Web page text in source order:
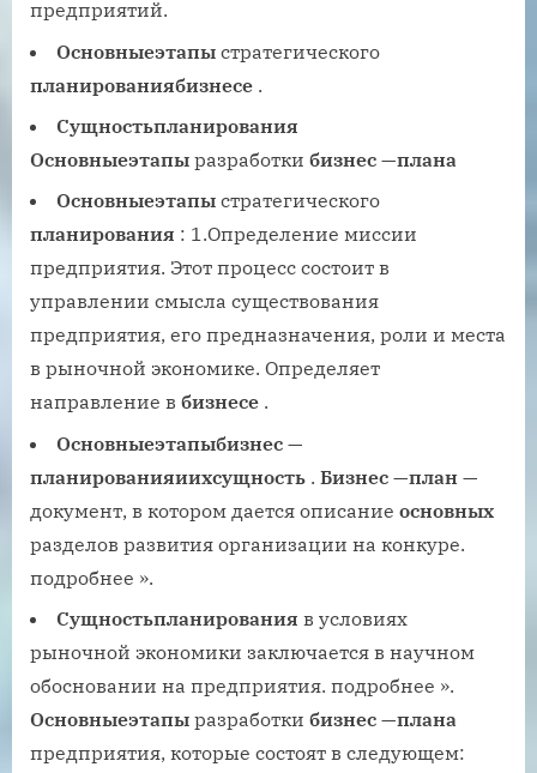
предприятий.
Основныеэтапы стратегического
планированиябизнесе .
Сущностьпланирования
Основныеэтапы разработки бизнес —плана
Основныеэтапы стратегического
планирования : 1.Определение миссии
предприятия. Этот процесс состоит в
управлении смысла существования
предприятия, его предназначения, роли и места
в рыночной экономике. Определяет
направление в бизнесе .
Основныеэтапыбизнес —
планированияиихсущность . Бизнес —план —
документ, в котором дается описание основных
разделов развития организации на конкуре.
подробнее ».
Сущностьпланирования в условиях
рыночной экономики заключается в научном
обосновании на предприятия. подробнее ».
Основныеэтапы разработки бизнес —плана
предприятия, которые состоят в следующем: